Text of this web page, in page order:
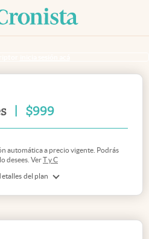
$999
del plan
automática a precio vigente. Podrás
desees. VerT y C